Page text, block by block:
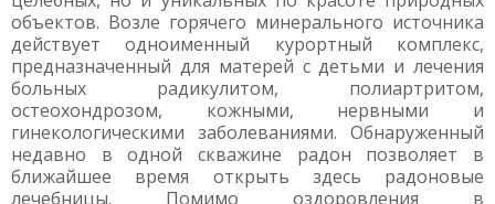
объектов. Возле горячего минерального источника
действует одноименный курортный комплекс,
предназначенный для матерей с детьми и лечения
больных радикулитом, полиартритом,
остеохондрозом, кожными, нервными и
гинекологическими заболеваниями. Обнаруженный
недавно в одной скважине радон позволяет в
ближайшее время открыть здесь радоновые
лечебницы. Помимо оздоровления в